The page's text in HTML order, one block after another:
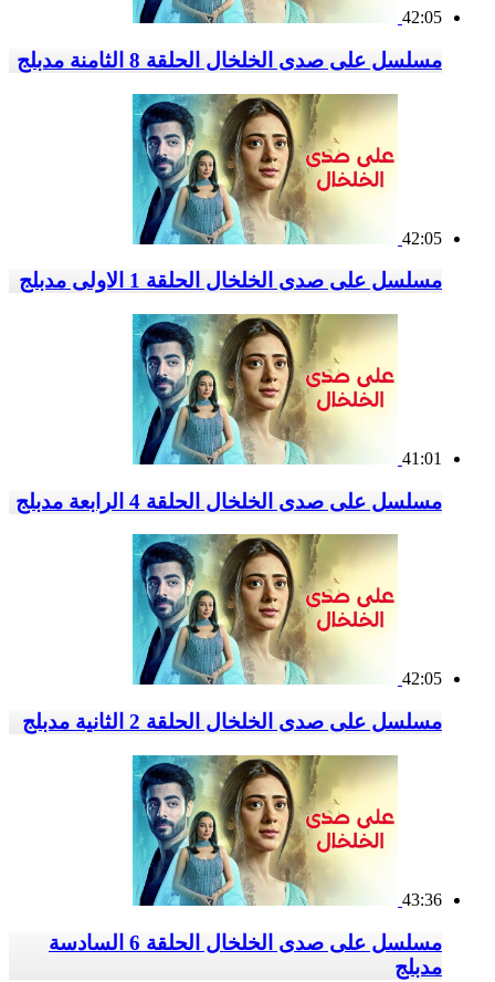
42:05
مسلسل على صدى الخلخال الحلقة 8 الثامنة مدبلج
42:05
مسلسل على صدى الخلخال الحلقة 1 الاولى مدبلج
41:01
مسلسل على صدى الخلخال الحلقة 4 الرابعة مدبلج
42:05
مسلسل على صدى الخلخال الحلقة 2 الثانية مدبلج
43:36
مسلسل على صدى الخلخال الحلقة 6 السادسة
مدبلج